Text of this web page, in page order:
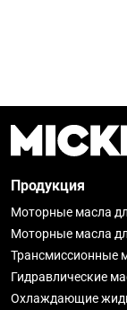
Продукция
Моторные масла
Моторные масла
Трансмиссионные
Гидравлические
Охлаждающие